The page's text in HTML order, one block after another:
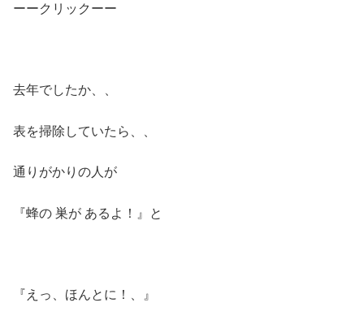
ーークリックーー
去年でしたか、、
表を掃除していたら、、
通りがかりの人が
『蜂の 巣が あるよ！』と
『えっ、ほんとに！、』